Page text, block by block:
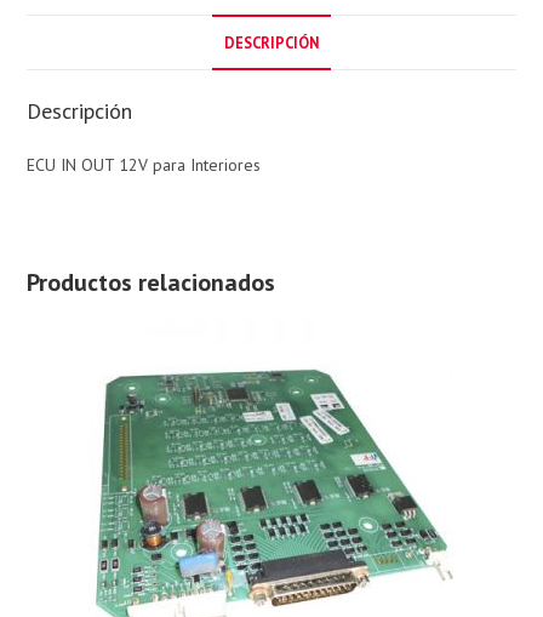
k
dI
n
l
DESCRIPCIÓN
Descripción
ECU IN OUT 12V para Interiores
Productos relacionados